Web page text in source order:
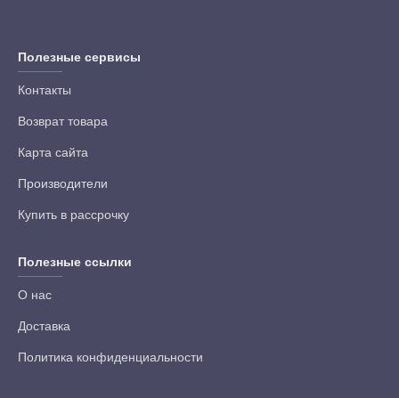
Полезные сервисы
Контакты
Возврат товара
Карта сайта
Производители
Купить в рассрочку
Полезные ссылки
О нас
Доставка
Политика конфиденциальности